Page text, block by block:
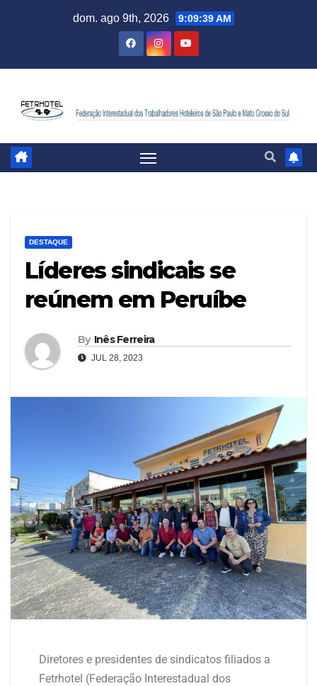
dom. ago 9th, 2026 9:09:40 AM
DESTAQUE
Líderes sindicais se
reúnem em Peruíbe
By Inês Ferreira
JUL 28, 2023
Diretores e presidentes de sindicatos filiados a
Fetrhotel (Federação Interestadual dos